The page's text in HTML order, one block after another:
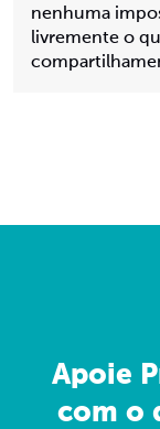
nenhuma
livremente o
Apoie
com o